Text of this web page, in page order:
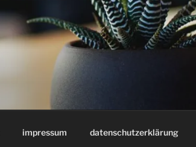
impressum datenschutzerklärung